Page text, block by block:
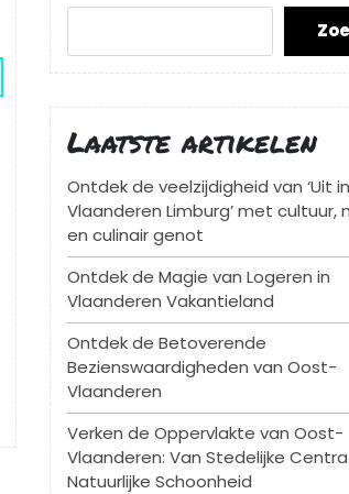
Laatste artikelen
Ontdek de veelzijdigheid van ‘Uit in
Vlaanderen Limburg’ met cultuur,
en culinair genot
Ontdek de Magie van Logeren in
Vlaanderen Vakantieland
Ontdek de Betoverende
Bezienswaardigheden van Oost-
Vlaanderen
Verken de Oppervlakte van Oost-
Vlaanderen: Van Stedelijke
Natuurlijke Schoonheid